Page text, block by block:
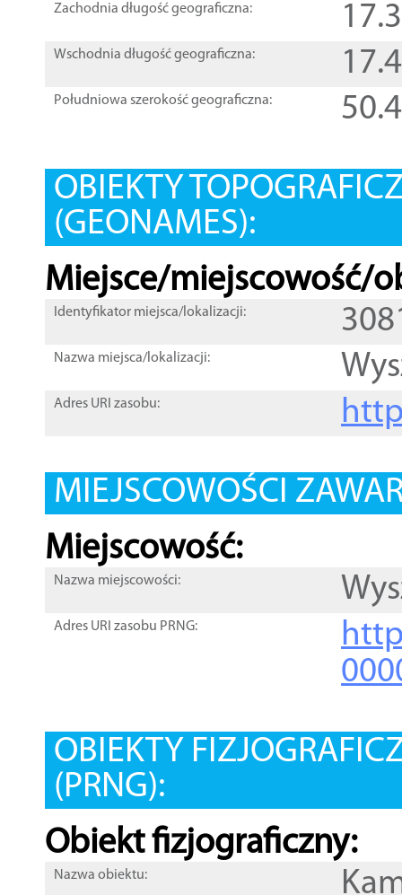
Zachodnia długość geograficzna:
Wschodnia długość geograficzna:
Południowa szerokość geograficzna:
OBIEKTY
(GEONAMES):
Miejsce/miejscowość/
Identyfikator miejsca/lokalizacji:
Nazwa miejsca/lokalizacji:
Adres URI zasobu:
MIEJSCOWOŚCI
Miejscowość:
Nazwa miejscowości:
Adres URI zasobu PRNG:
OBIEKTY
(PRNG):
Obiekt fizjograficzny:
Nazwa obiektu: